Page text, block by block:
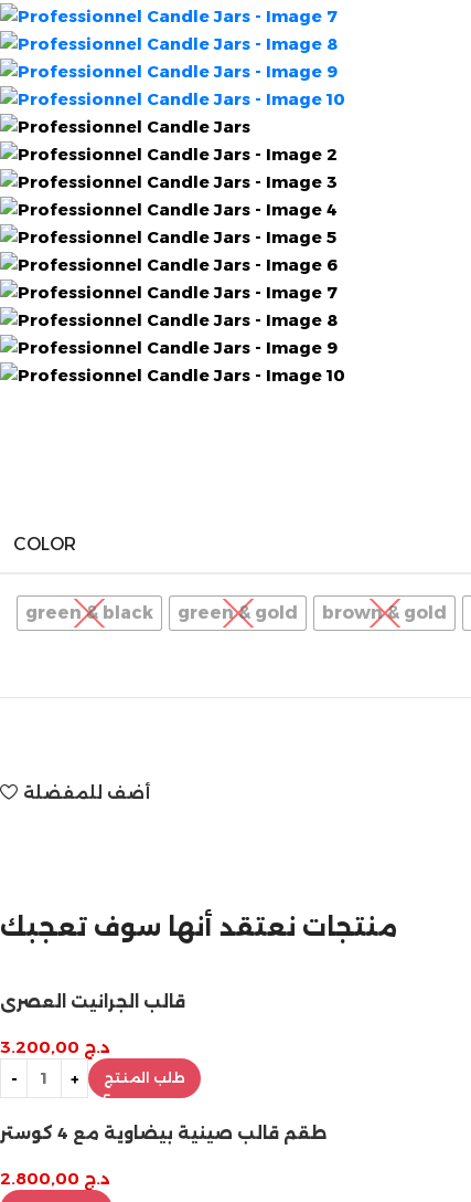
COLOR
green & black green & gold brown & gold
أضف للمفضلة
تخفيضات نهاية السنة
منتجات نعتقد أنها سوف تعجبك
قالب الجرانيت العصري
د.ج
طلب المنتج
طقم قالب صينية بيضاوية مع 4 كوستر
د.ج